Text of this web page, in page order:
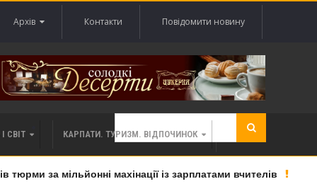
Архів Контакти Повідомити новину
СВІТ КАРПАТИ. ТУРИЗМ. ВІДПОЧИНОК
за мільйонні махінації із зарплатами вчителів